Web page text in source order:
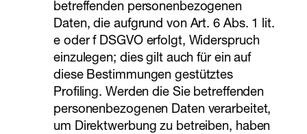
betreffenden personenbezogenen
Daten, die aufgrund von Art. 6 Abs. 1 lit.
e oder f DSGVO erfolgt, Widerspruch
einzulegen; dies gilt auch für ein auf
diese Bestimmungen gestütztes
Profiling. Werden die Sie betreffenden
personenbezogenen Daten verarbeitet,
um Direktwerbung zu betreiben, haben